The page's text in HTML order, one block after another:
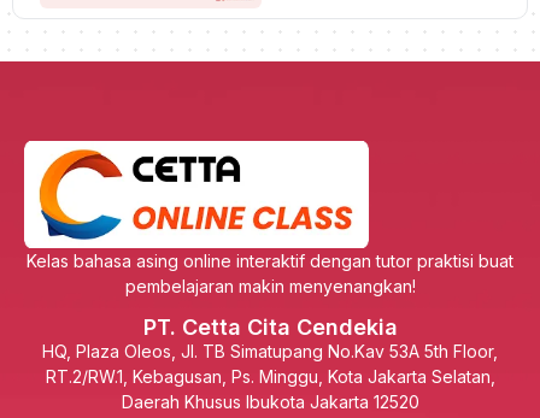
Kelas bahasa asing online interaktif dengan tutor praktisi buat
pembelajaran makin menyenangkan!
PT. Cetta Cita Cendekia
HQ, Plaza Oleos, Jl. TB Simatupang No.Kav 53A 5th Floor,
RT.2/RW.1, Kebagusan, Ps. Minggu, Kota Jakarta Selatan,
Daerah Khusus Ibukota Jakarta 12520